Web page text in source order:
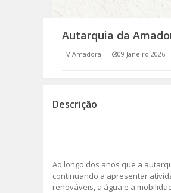
(RE) PENSAMENTOS
Autarquia da
TV Amadora 09 Janeiro 2026
Descrição
Ao longo dos anos que a
continuando a apresentar
renováveis, a água e a